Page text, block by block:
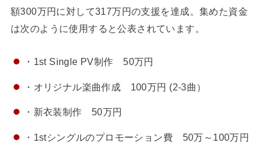
額300万円に対して317万円の支援を達成。集めた資金
は次のように使用すると公表されています。
・1st Single PV制作 50万円
・オリジナル楽曲作成 100万円 (2-3曲）
・新衣装制作 50万円
・1stシングルのプロモーション費 50万～100万円